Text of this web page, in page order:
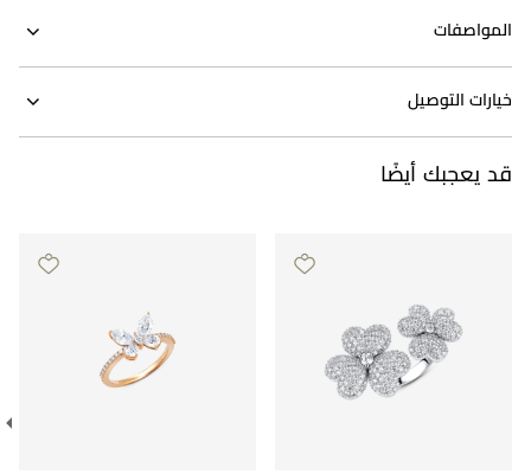
المواصفات
خيارات التوصيل
قد يعجبك أيضًا